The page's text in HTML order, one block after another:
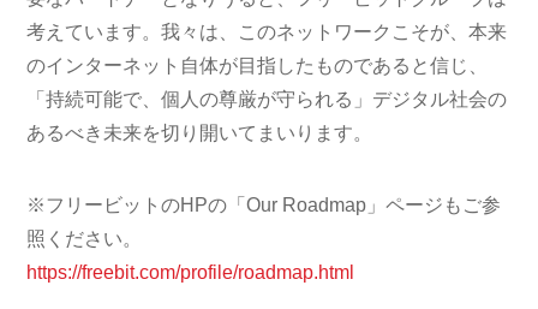
考えています。我々は、このネットワークこそが、本来
のインターネット自体が目指したものであると信じ、
「持続可能で、個人の尊厳が守られる」デジタル社会の
あるべき未来を切り開いてまいります。
※フリービットのHPの「Our Roadmap」ページもご参
照ください。
https://freebit.com/profile/roadmap.html